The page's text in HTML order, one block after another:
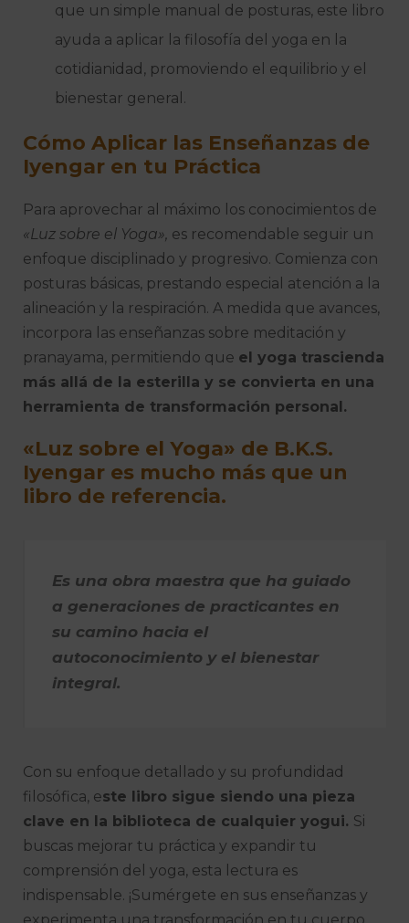
que un simple manual de posturas, este libro
ayuda a aplicar la filosofía del yoga en la
cotidianidad, promoviendo el equilibrio y el
bienestar general.
Cómo Aplicar las Enseñanzas de
Iyengar en tu Práctica
Para aprovechar al máximo los conocimientos de
«Luz sobre el Yoga», es recomendable seguir un
enfoque disciplinado y progresivo. Comienza con
posturas básicas, prestando especial atención a la
alineación y la respiración. A medida que avances,
incorpora las enseñanzas sobre meditación y
pranayama, permitiendo que el yoga trascienda
más allá de la esterilla y se convierta en una
herramienta de transformación personal.
«Luz sobre el Yoga» de B.K.S.
Iyengar es mucho más que un
libro de referencia.
Es una obra maestra que ha guiado
a generaciones de practicantes en
su camino hacia el
autoconocimiento y el bienestar
integral.
Con su enfoque detallado y su profundidad
filosófica, este libro sigue siendo una pieza
clave en la biblioteca de cualquier yogui. Si
buscas mejorar tu práctica y expandir tu
comprensión del yoga, esta lectura es
indispensable. ¡Sumérgete en sus enseñanzas y